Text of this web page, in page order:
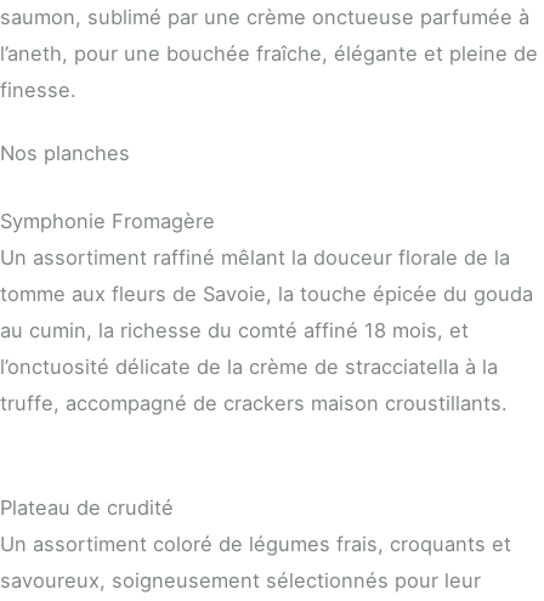
saumon, sublimé par une crème onctueuse parfumée à
l’aneth, pour une bouchée fraîche, élégante et pleine de
finesse.
Nos planches
Symphonie Fromagère
Un assortiment raffiné mêlant la douceur florale de la
tomme aux fleurs de Savoie, la touche épicée du gouda
au cumin, la richesse du comté affiné 18 mois, et
l’onctuosité délicate de la crème de stracciatella à la
truffe, accompagné de crackers maison croustillants.
Plateau de crudité
Un assortiment coloré de légumes frais, croquants et
savoureux, soigneusement sélectionnés pour leur